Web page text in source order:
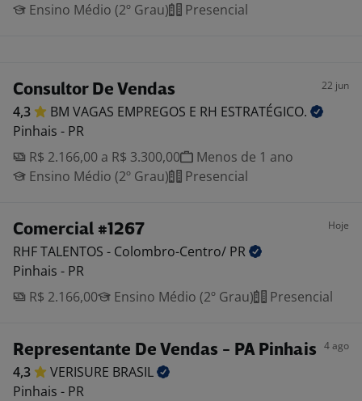
Ensino Médio (2º Grau)
Presencial
Consultor De Vendas 22 jun
4,3 BM VAGAS EMPREGOS E RH ESTRATÉGICO.
Pinhais - PR
R$ 2.166,00 a R$ 3.300,00
Menos de 1 ano
Ensino Médio (2º Grau)
Presencial
Comercial #1267 Hoje
RHF TALENTOS - Colombro-Centro/ PR
Pinhais - PR
R$ 2.166,00
Ensino Médio (2º Grau) Presencial
Representante De Vendas - PA Pinhais 4 ago
4,3 VERISURE BRASIL
Pinhais - PR